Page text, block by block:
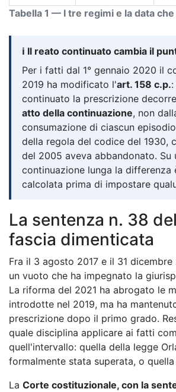
Tabella 1 — I tre regimi e la data
ℹ️ Il reato continuato cambia il
Per i fatti dal 1° gennaio 2020 il
2019 ha modificato l'art. 158 c.p.
continuato la prescrizione decorre
atto della continuazione, non
consumazione di ciascun
della regola del codice del 1930,
del 2005 aveva abbandonato. Su
continuazione lunga la differenza
calcolata prima di impostare
La sentenza n. 38
fascia dimenticata
Fra il 3 agosto 2017 e il 31
un vuoto che ha impegnato la
La riforma del 2021 ha abrogato le
introdotte nel 2019, ma ha
prescrizione dopo il primo grado.
quale disciplina applicare ai fatti
quell'intervallo: quella della legge
formalmente stata superata, o quella
La Corte costituzionale, con la